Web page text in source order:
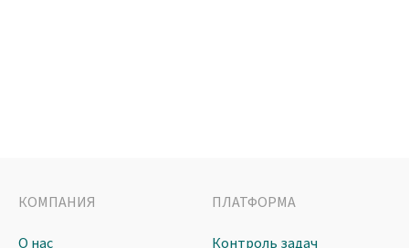
КОМПАНИЯ
О нас
ПЛАТФОРМА
Контроль задач